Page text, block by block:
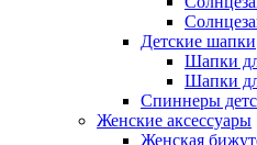
Детские шапки
Шапки
Шапки
Спиннеры
Женские аксессуары
Женская